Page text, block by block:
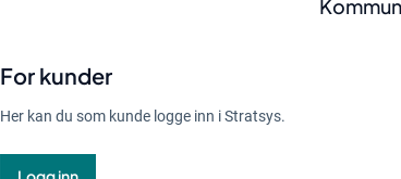
For kunder
Her kan du som kunde logge inn i Stratsys.